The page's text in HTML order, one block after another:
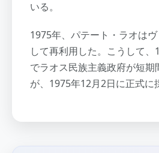
いる。
1975年、パテート・ラオは
して再利用した。こうして、
でラオス民族主義政府が短
が、1975年12月2日に正式に